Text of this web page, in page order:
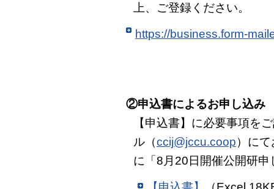
上、ご登録ください。
https://business.form-
②申込書によるお申し込み
【申込書】に必要事項を
ル（ccij@jccu.coop）に
に「8月20日開催公開研